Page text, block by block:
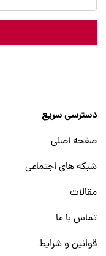
دسترسی سریع
صفحه اصلی
شبکه های اجتماعی
مقالات
تماس با ما
قوانین و شرایط